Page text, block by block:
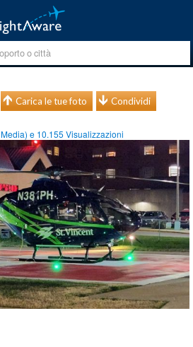
Carica le tue foto Condividi
Media) e 10.155 Visualizzazioni